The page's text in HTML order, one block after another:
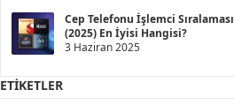
Cep Telefonu İşlemci Sıralaması
(2025) En İyisi Hangisi?
3 Haziran 2025
ETIKETLER